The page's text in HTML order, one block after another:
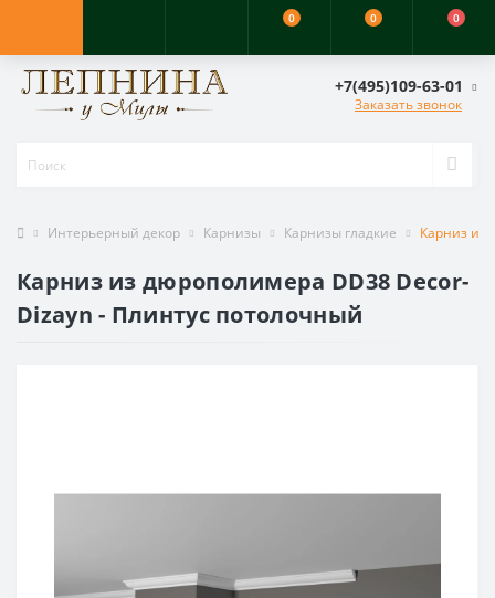
0 0 0
+7(495)109-63-01
Заказать звонок
Интерьерный декор Карнизы Карнизы гладкие Карниз из
Карниз из дюрополимера DD38 Decor-
Dizayn - Плинтус потолочный